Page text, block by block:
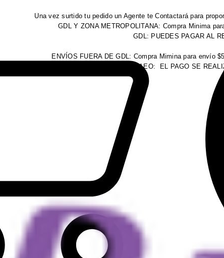
Una vez surtido tu pedido un Agente te Contactará para
GDL Y ZONA METROPOLITANA: Compra Minima
GDL: PUEDES PAGAR AL
ENVÍOS FUERA DE GDL: Compra Mimina para envío
FORNAEO: EL PAGO SE